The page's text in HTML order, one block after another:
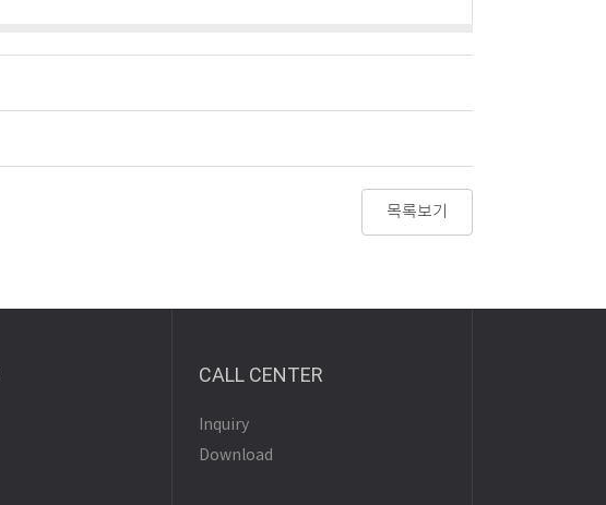
목록보기
CALL CENTER
Inquiry
Download